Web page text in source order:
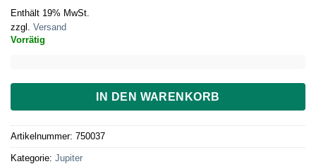
Enthält 19% MwSt.
zzgl. Versand
Vorrätig
IN DEN WARENKORB
Artikelnummer: 750037
Kategorie: Jupiter